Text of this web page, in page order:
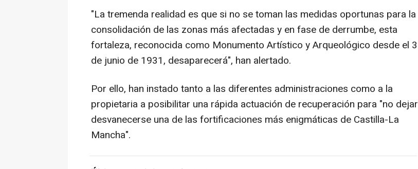
"La tremenda realidad es que si no se toman las medidas oportunas para la
consolidación de las zonas más afectadas y en fase de derrumbe, esta
fortaleza, reconocida como Monumento Artístico y Arqueológico desde el 3
de junio de 1931, desaparecerá", han alertado.
Por ello, han instado tanto a las diferentes administraciones como a la
propietaria a posibilitar una rápida actuación de recuperación para "no dejar
desvanecerse una de las fortificaciones más enigmáticas de Castilla-La
Mancha".